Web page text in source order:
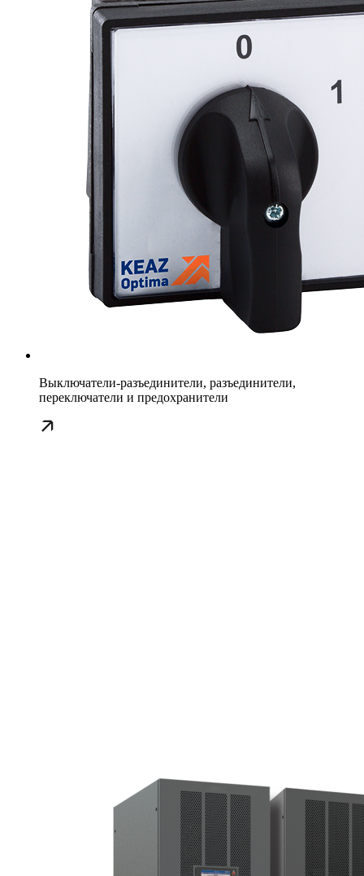
Выключатели-разъединители, разъединители,
переключатели и предохранители